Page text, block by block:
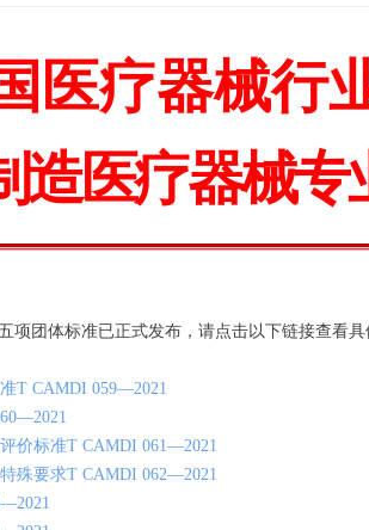
医疗器械行
造医疗器械专
团体标准已正式发布，请点击以下链接查看具
T CAMDI 059—2021
价标准T CAMDI 061—2021
殊要求T CAMDI 062—2021